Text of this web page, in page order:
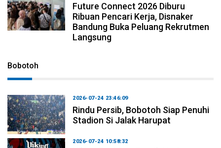
Future Connect 2026 Diburu
Ribuan Pencari Kerja, Disnaker
Bandung Buka Peluang Rekrutmen
Langsung
Bobotoh
2026-07-24 23:46:09
Rindu Persib, Bobotoh Siap Penuhi
Stadion Si Jalak Harupat
2026-07-24 10:58:32